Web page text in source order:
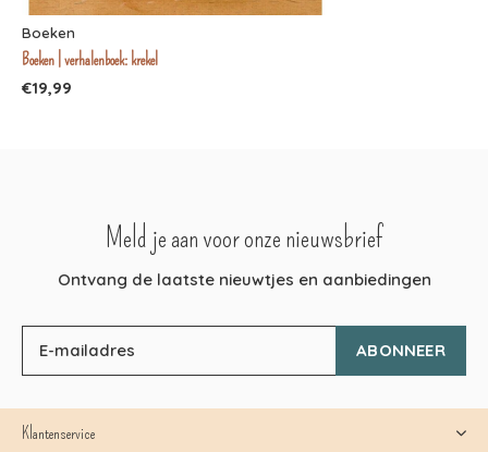
Boeken
Boeken | verhalenboek: krekel
€19,99
Meld je aan voor onze nieuwsbrief
Ontvang de laatste nieuwtjes en aanbiedingen
ABONNEER
Klantenservice